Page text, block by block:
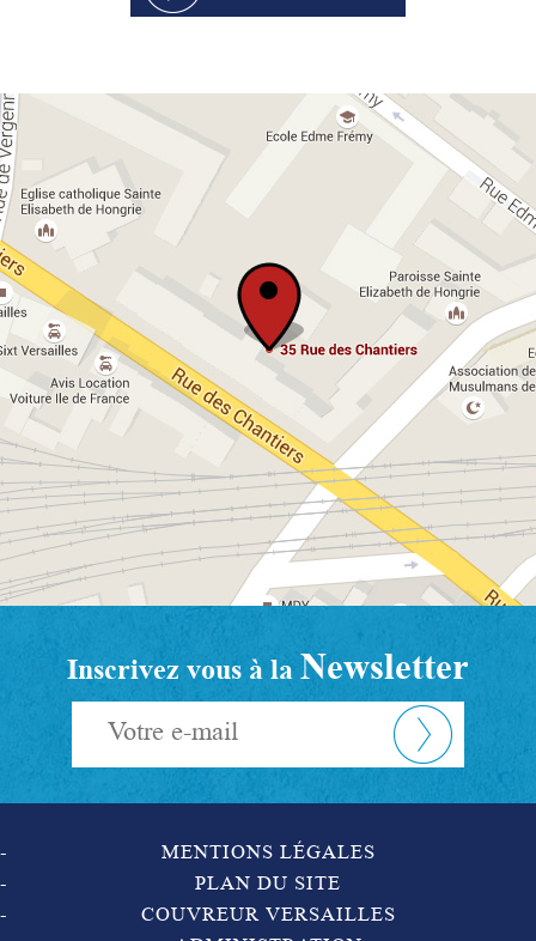
Inscrivez vous à laNewsletter
MENTIONS LÉGALES
PLAN DU SITE
COUVREUR VERSAILLES